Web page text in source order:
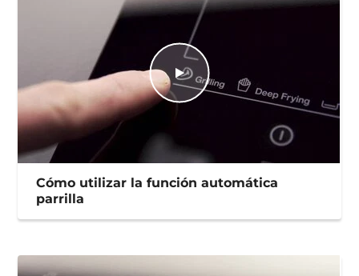
Cómo utilizar la función automática
parrilla